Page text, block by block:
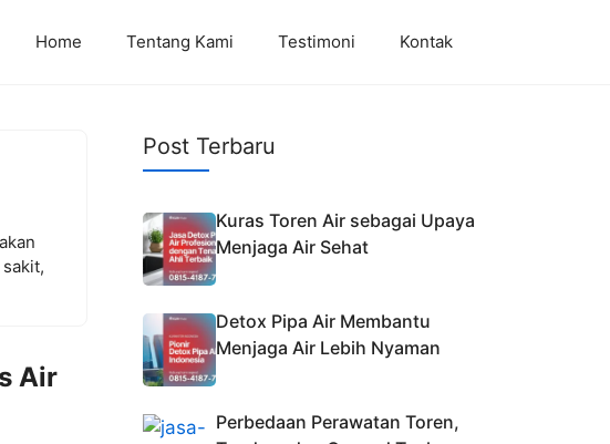
Home Tentang Kami Testimoni Kontak
Air
Post Terbaru
Kuras Toren Air sebagai Upaya
Menjaga Air Sehat
Detox Pipa Air Membantu
Menjaga Air Lebih Nyaman
Perbedaan Perawatan Toren,